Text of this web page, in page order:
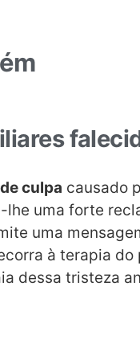
culpa causado
uma forte
uma
à terapia
dessa tristeza